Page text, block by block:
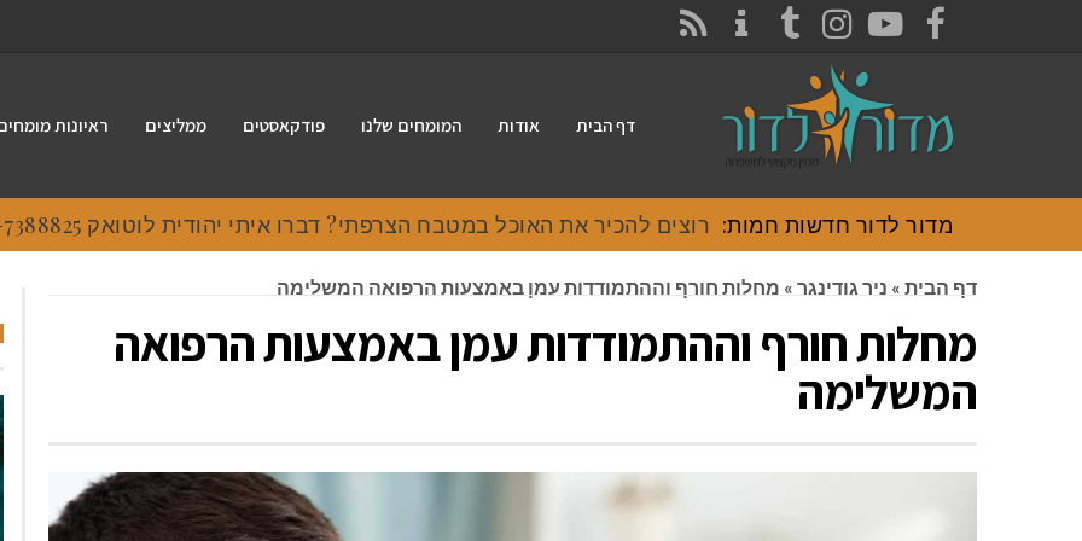
FACEBOOK
YOUTUBE
INSTAGRAM
TUMBLR
דף הבית אודות המומחים שלנו פודקאסטים ממליצים ראיונות
מדור לדור חדשות חמות: רוצים להכיר את האוכל במטבח הצרפתי? דברו איתי יהודית לוטואק 054-7388825.
דף הבית » ניר גודינגר » מחלות חורף וההתמודדות עמן באמצעות הרפואה המשלימה
מחלות חורף וההתמודדות עמן באמצעות הרפואה
המשלימה